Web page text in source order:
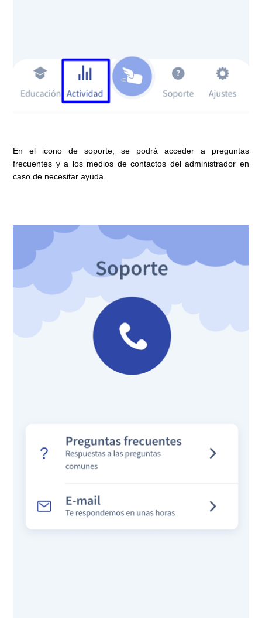
En el icono de soporte, se podrá acceder a preguntas
frecuentes y a los medios de contactos del administrador en
caso de necesitar ayuda.